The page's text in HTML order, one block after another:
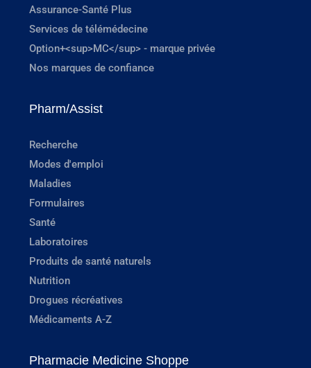
Assurance-Santé Plus
Services de télémédecine
Option+<sup>MC</sup> - marque privée
Nos marques de confiance
Pharm/Assist
Recherche
Modes d'emploi
Maladies
Formulaires
Santé
Laboratoires
Produits de santé naturels
Nutrition
Drogues récréatives
Médicaments A-Z
Pharmacie Medicine Shoppe